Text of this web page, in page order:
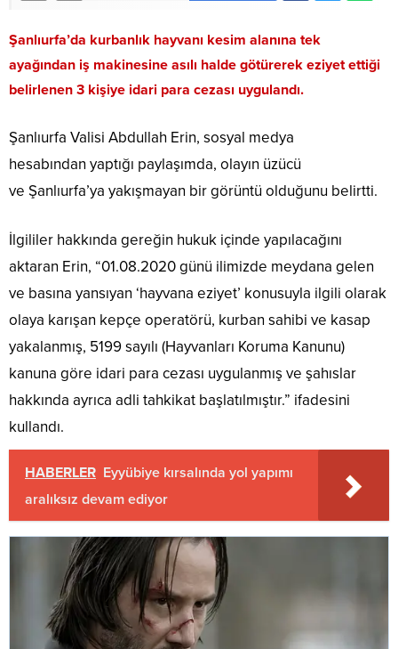
Şanlıurfa’da kurbanlık hayvanı kesim alanına tek
ayağından iş makinesine asılı halde götürerek eziyet ettiği
belirlenen 3 kişiye idari para cezası uygulandı.
Şanlıurfa Valisi Abdullah Erin, sosyal medya
hesabından yaptığı paylaşımda, olayın üzücü
ve Şanlıurfa’ya yakışmayan bir görüntü olduğunu belirtti.
İlgililer hakkında gereğin hukuk içinde yapılacağını
aktaran Erin, “01.08.2020 günü ilimizde meydana gelen
ve basına yansıyan ‘hayvana eziyet’ konusuyla ilgili olarak
olaya karışan kepçe operatörü, kurban sahibi ve kasap
yakalanmış, 5199 sayılı (Hayvanları Koruma Kanunu)
kanuna göre idari para cezası uygulanmış ve şahıslar
hakkında ayrıca adli tahkikat başlatılmıştır.” ifadesini
kullandı.
HABERLER Eyyübiye kırsalında yol yapımı
aralıksız devam ediyor